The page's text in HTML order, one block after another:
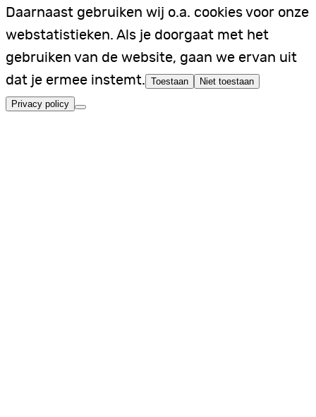
Daarnaast gebruiken wij o.a. cookies voor onze
webstatistieken. Als je doorgaat met het
gebruiken van de website, gaan we ervan uit
dat je ermee instemt. Toestaan Niet toestaan
Privacy policy